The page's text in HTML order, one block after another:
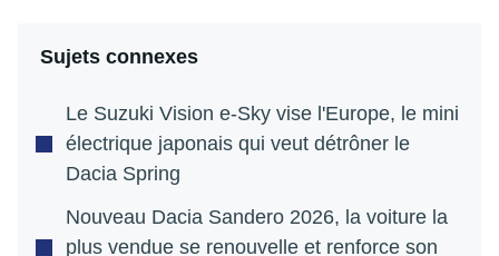
Sujets connexes
Le Suzuki Vision e-Sky vise l'Europe, le mini
électrique japonais qui veut détrôner le
Dacia Spring
Nouveau Dacia Sandero 2026, la voiture la
plus vendue se renouvelle et renforce son